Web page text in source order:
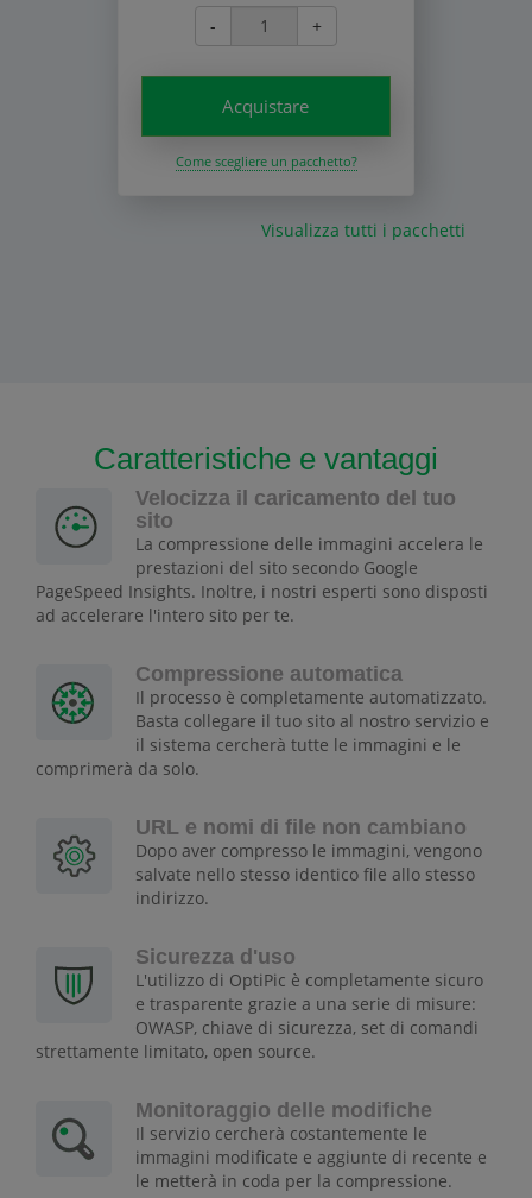
- +
Acquistare
Come scegliere un pacchetto?
Visualizza tutti i pacchetti
Caratteristiche e vantaggi
Velocizza il caricamento del tuo
sito
La compressione delle immagini accelera le
prestazioni del sito secondo Google
PageSpeed Insights. Inoltre, i nostri esperti sono disposti
ad accelerare l'intero sito per te.
Compressione automatica
Il processo è completamente automatizzato.
Basta collegare il tuo sito al nostro servizio e
il sistema cercherà tutte le immagini e le
comprimerà da solo.
URL e nomi di file non cambiano
Dopo aver compresso le immagini, vengono
salvate nello stesso identico file allo stesso
indirizzo.
Sicurezza d'uso
L'utilizzo di OptiPic è completamente sicuro
e trasparente grazie a una serie di misure:
OWASP, chiave di sicurezza, set di comandi
strettamente limitato, open source.
Monitoraggio delle modifiche
Il servizio cercherà costantemente le
immagini modificate e aggiunte di recente e
le metterà in coda per la compressione.